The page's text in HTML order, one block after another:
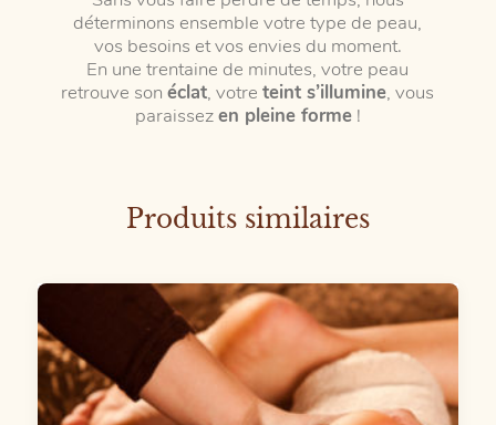
déterminons ensemble votre type de peau,
vos besoins et vos envies du moment.
En une trentaine de minutes, votre peau
retrouve sonéclat, votreteint s’illumine, vous
paraissezen pleine forme!
Produits similaires